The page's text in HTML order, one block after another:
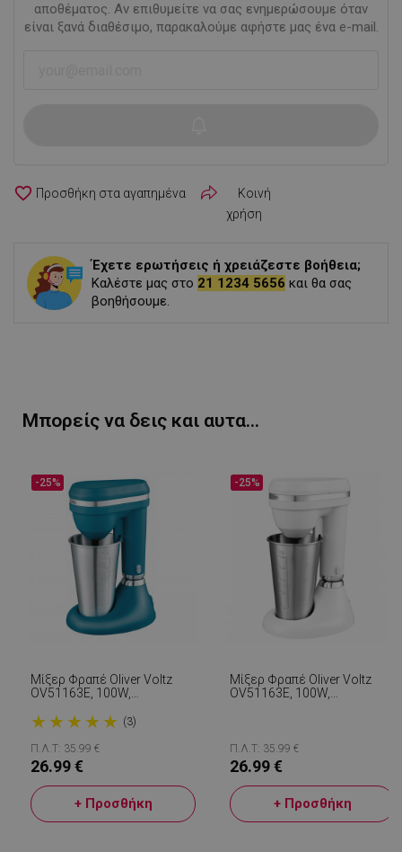
αποθέματος. Αν επιθυμείτε να σας ενημερώσουμε όταν
είναι ξανά διαθέσιμο, παρακαλούμε αφήστε μας ένα e-mail.
favorite_border
Κοινή
χρήση
Έχετε ερωτήσεις ή χρειάζεστε βοήθεια;
Καλέστε μας στο 21 1234 5656 και θα σας
βοηθήσουμε.
Μπορείς να δεις και αυτα...
Μίξερ Φραπέ Oliver Voltz
OV51163E, 100W,
Χωρητικότητα 450 Ml, 2
Μπλε
★ ★ ★ ★ ★ (3)
-25%
Π.Λ.Τ: 35.99 €
26.99 €
+ Προσθήκη
Μίξερ Φραπέ Oliver Voltz
OV51163E, 100W,
Λευκό
-25%
Π.Λ.Τ: 35.99 €
26.99 €
+ Προσθήκη